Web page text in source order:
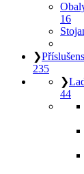
16
❯
235
❯
44